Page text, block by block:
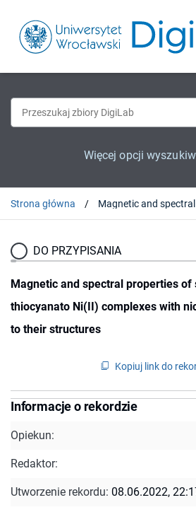
Więcej opcji
Strona główna
DO PRZYPISANIA
Magnetic and spectral properties of
thiocyanato Ni(II) complexes with
to their structures
Kopiuj link do
Informacje o rekordzie
Opiekun:
Redaktor:
Utworzenie rekordu: 08.06.2022,